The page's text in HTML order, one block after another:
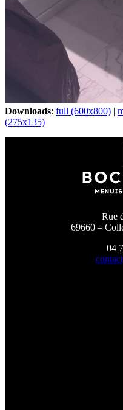
Downloads: full (600x800) |
(275x135)
Rue
69660 –
04